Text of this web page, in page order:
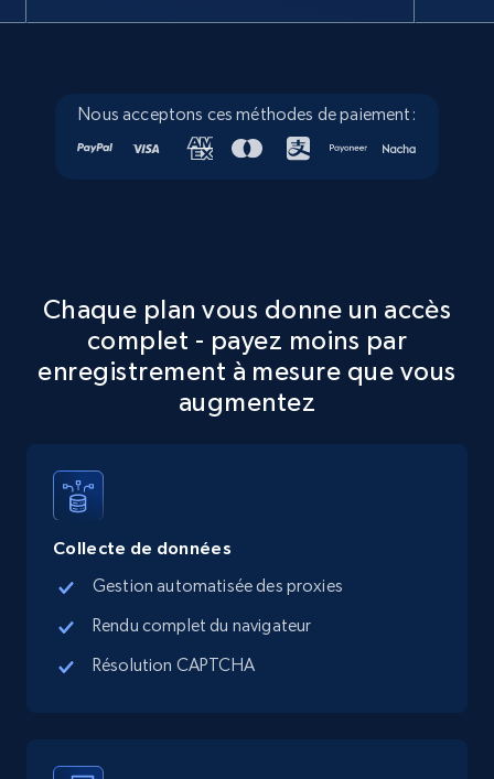
Nous acceptons ces méthodes de paiement:
Chaque plan vous donne un accès
complet - payez moins par
enregistrement à mesure que vous
augmentez
Collecte de données
Gestion automatisée des proxies
Rendu complet du navigateur
Résolution CAPTCHA